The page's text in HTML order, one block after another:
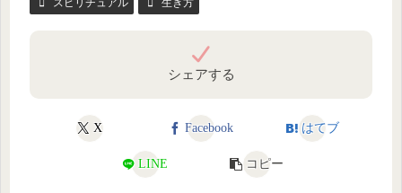
シェアする
X Facebook はてブ
LINE コピー